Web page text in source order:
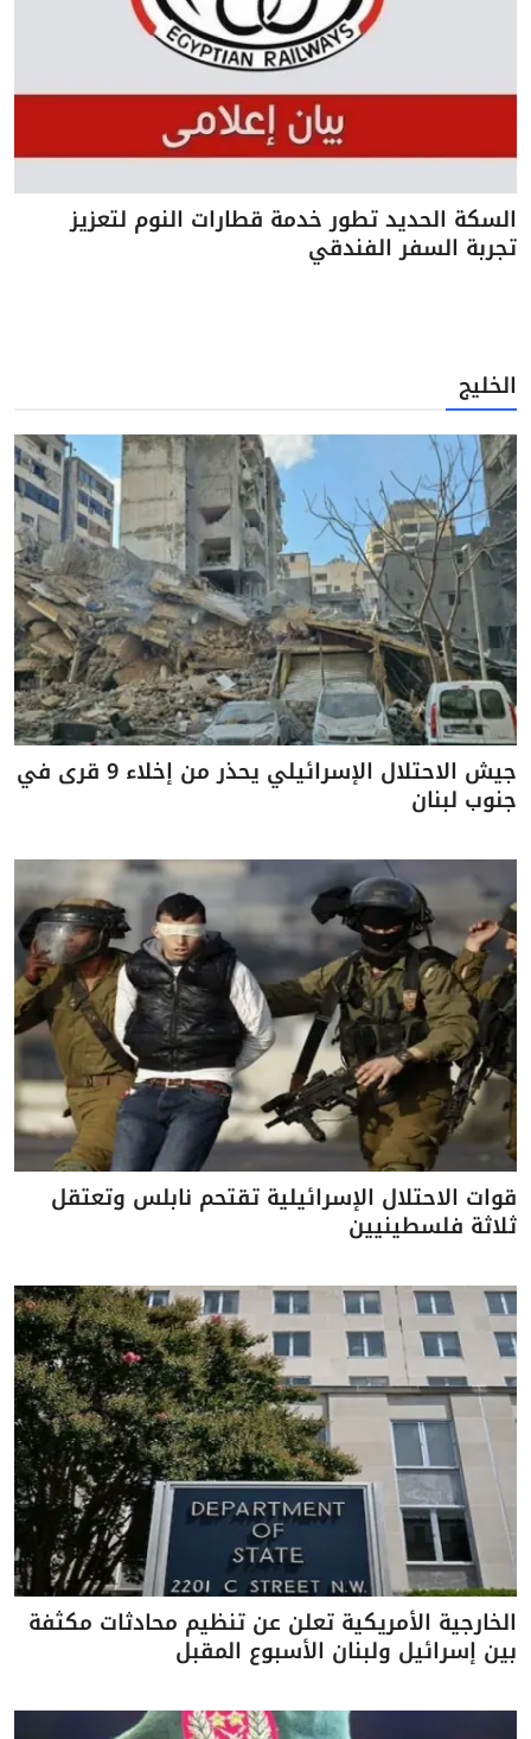
السكة الحديد تطور خدمة قطارات النوم لتعزيز
تجربة السفر الفندقي
الخليج
جيش الاحتلال الإسرائيلي يحذر من إخلاء 9 قرى في
جنوب لبنان
قوات الاحتلال الإسرائيلية تقتحم نابلس وتعتقل
ثلاثة فلسطينيين
الخارجية الأمريكية تعلن عن تنظيم محادثات مكثفة
بين إسرائيل ولبنان الأسبوع المقبل